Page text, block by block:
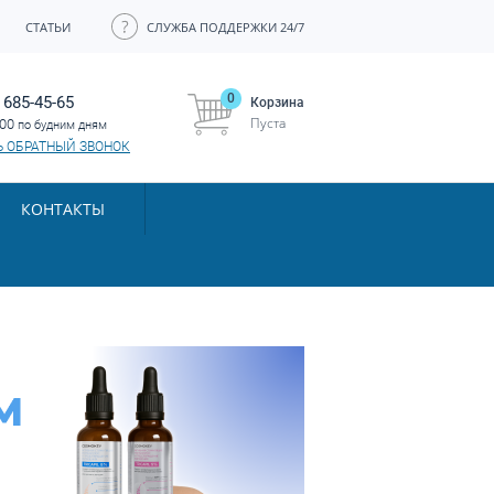
СТАТЬИ СЛУЖБА ПОДДЕРЖКИ 24/7
45-65
по будним дням
ОБРАТНЫЙ ЗВОНОК
Корзина
0
Пуста
КОНТАКТЫ